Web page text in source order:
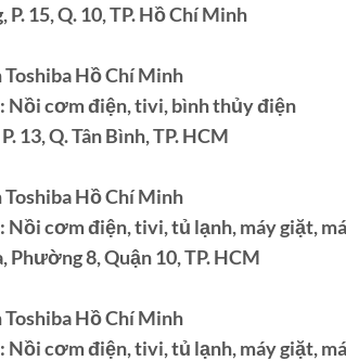
15, Q. 10, TP. Hồ Chí Minh
Toshiba Hồ Chí Minh
Nồi cơm điện, tivi, bình thủy điện
13, Q. Tân Bình, TP. HCM
Toshiba Hồ Chí Minh
Nồi cơm điện, tivi, tủ lạnh, máy giặt,
Phường 8, Quận 10, TP. HCM
Toshiba Hồ Chí Minh
Nồi cơm điện, tivi, tủ lạnh, máy giặt,